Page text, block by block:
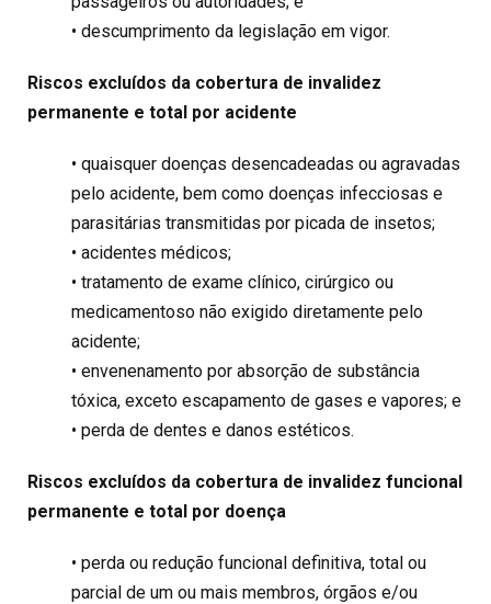
• descumprimento da legislação em vigor.
Riscos excluídos da cobertura de invalidez
permanente e total por acidente
• quaisquer doenças desencadeadas ou agravadas
pelo acidente, bem como doenças infecciosas e
parasitárias transmitidas por picada de insetos;
• acidentes médicos;
• tratamento de exame clínico, cirúrgico ou
medicamentoso não exigido diretamente pelo
acidente;
• envenenamento por absorção de substância
tóxica, exceto escapamento de gases e vapores; e
• perda de dentes e danos estéticos.
Riscos excluídos da cobertura de invalidez funcional
permanente e total por doença
• perda ou redução funcional definitiva, total ou
parcial de um ou mais membros, órgãos e/ou